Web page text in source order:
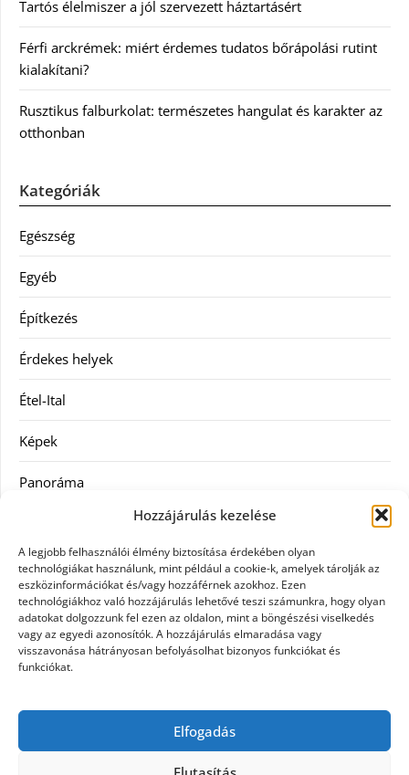
Hozzájárulás kezelése
A legjobb felhasználói élmény biztosítása érdekében olyan
technológiákat használunk, mint például a cookie-k, amelyek tárolják az
eszközinformációkat és/vagy hozzáférnek azokhoz. Ezen
technológiákhoz való hozzájárulás lehetővé teszi számunkra, hogy olyan
adatokat dolgozzunk fel ezen az oldalon, mint a böngészési viselkedés
vagy az egyedi azonosítók. A hozzájárulás elmaradása vagy
visszavonása hátrányosan befolyásolhat bizonyos funkciókat és
funkciókat.
Elfogadás
Tartós élelmiszer a jól szervezett háztartásért
Férfi arckrémek: miért érdemes tudatos bőrápolási rutint
kialakítani?
Rusztikus falburkolat: természetes hangulat és karakter az
otthonban
Kategóriák
Egészség
Egyéb
Építkezés
Érdekes helyek
Étel-Ital
Képek
Panoráma
Szolgáltatás
Vásárlás
Webáruházak
gin árak